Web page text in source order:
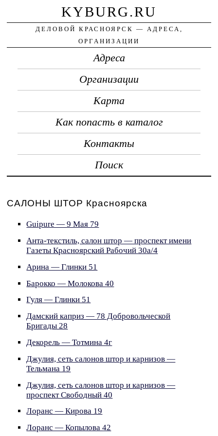
KYBURG.RU
ДЕЛОВОЙ КРАСНОЯРСК — АДРЕСА,
ОРГАНИЗАЦИИ
Адреса
Организации
Карта
Как попасть в каталог
Контакты
Поиск
САЛОНЫ ШТОР Красноярска
Guipure — 9 Мая 79
Анта-текстиль, салон штор — проспект имени
Газеты Красноярский Рабочий 30а/4
Арина — Глинки 51
Барокко — Молокова 40
Гуля — Глинки 51
Дамский каприз — 78 Добровольческой
Бригады 28
Декорель — Тотмина 4г
Джулия, сеть салонов штор и карнизов —
Тельмана 19
Джулия, сеть салонов штор и карнизов —
проспект Свободный 40
Лоранс — Кирова 19
Лоранс — Копылова 42